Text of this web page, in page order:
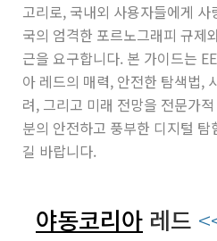
고리로, 국내외 사용자들에게
국의 엄격한 포르노그래피 규제
근을 요구합니다. 본 가이드는
아 레드의 매력, 안전한 탐색법,
려, 그리고 미래 전망을 전문가
분의 안전하고 풍부한 디지털
길 바랍니다.
야동코리아 레드